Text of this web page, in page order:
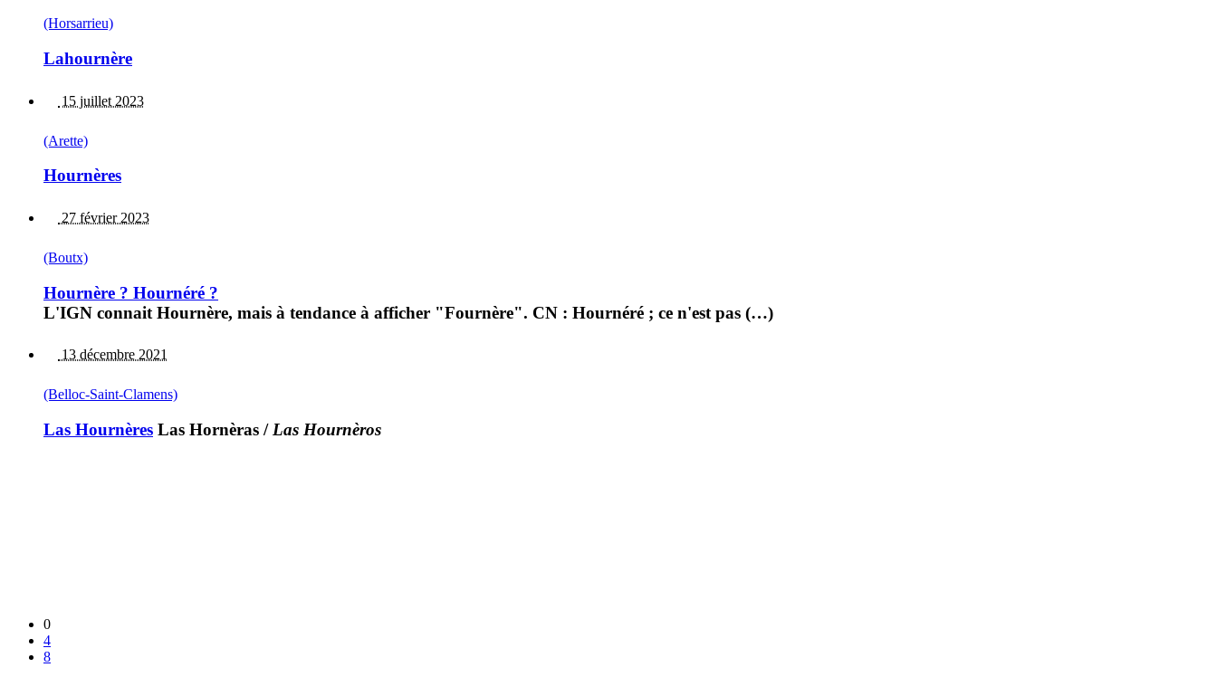
(Horsarrieu)
Lahournère
15 juillet 2023
(Arette)
Hournères
27 février 2023
(Boutx)
Hournère ? Hournéré ?
L'IGN connait Hournère, mais à tendance à afficher "Fournère". CN : Hournéré ; ce n'est pas (…)
13 décembre 2021
(Belloc-Saint-Clamens)
Las Hournères Las Hornèras / Las Hournèros
0
4
8